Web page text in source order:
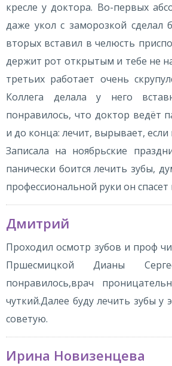
кресле у доктора. Во-первых
даже укол с заморозкой сделал
вторых вставил в челюсть
держит рот открытым и тебе не
третьих работает очень
Коллега делала у него
понравилось, что доктор ведёт
и до конца: лечит, вырывает, если
Записала на ноябрьские
панически боится лечить зубы,
профессиональной руки он спасет
Дмитрий
Проходил осмотр зубов и проф
Пршесмицкой Дианы
понравилось,врач
чуткий.Далее буду лечить зубы у
советую.
Ирина Новизенцева